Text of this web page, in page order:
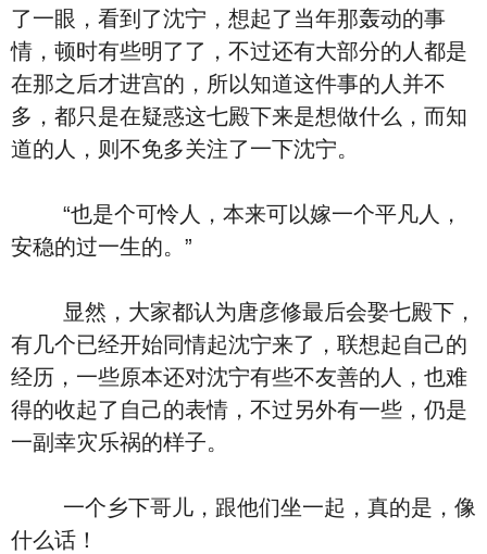
了一眼，看到了沈宁，想起了当年那轰动的事
情，顿时有些明了了，不过还有大部分的人都是
在那之后才进宫的，所以知道这件事的人并不
多，都只是在疑惑这七殿下来是想做什么，而知
道的人，则不免多关注了一下沈宁。
“也是个可怜人，本来可以嫁一个平凡人，
安稳的过一生的。”
显然，大家都认为唐彦修最后会娶七殿下，
有几个已经开始同情起沈宁来了，联想起自己的
经历，一些原本还对沈宁有些不友善的人，也难
得的收起了自己的表情，不过另外有一些，仍是
一副幸灾乐祸的样子。
一个乡下哥儿，跟他们坐一起，真的是，像
什么话！